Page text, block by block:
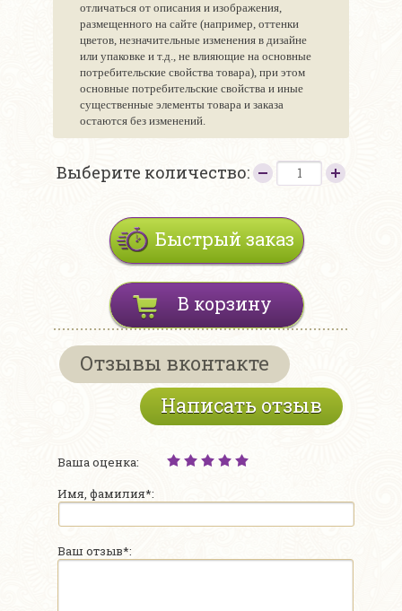
отличаться от описания и изображения,
размещенного на сайте (например, оттенки
цветов, незначительные изменения в дизайне
или упаковке и т.д., не влияющие на основные
потребительские свойства товара), при этом
основные потребительские свойства и иные
существенные элементы товара и заказа
остаются без изменений.
Выберите количество:
Быстрый заказ
В корзину
Отзывы вконтакте
Написать отзыв
Ваша оценка:
Имя, фамилия*:
Ваш отзыв*: